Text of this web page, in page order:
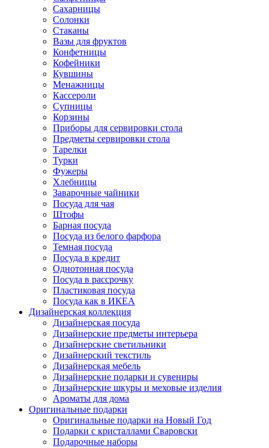
Сахарницы
Солонки
Стаканы
Вазы для фруктов
Конфетницы
Кофейники
Кувшины
Менажницы
Кассероли
Супницы
Корзины
Приборы для сервировки стола
Предметы сервировки стола
Тарелки
Турки
Фужеры
Хлебницы
Заварочные чайники
Посуда для чая
Штофы
Барная посуда
Посуда из белого фарфора
Темная посуда
Посуда в кредит
Однотонная посуда
Посуда в рассрочку
Пластиковая посуда
Посуда как в ИКЕА
Дизайнерская коллекция
Дизайнерская посуда
Дизайнерские предметы интерьера
Дизайнерские светильники
Дизайнерский текстиль
Дизайнерская мебель
Дизайнерские подарки и сувениры
Дизайнерские шкуры и меховые изделия
Ароматы для дома
Оригинальные подарки
Оригинальные подарки на Новый Год
Подарки с кристаллами Сваровски
Подарочные наборы